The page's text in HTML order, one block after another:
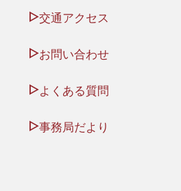
交通アクセス
お問い合わせ
よくある質問
事務局だより